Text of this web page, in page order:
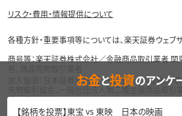
リスク・費用・情報提供について
各種方針・重要事項等については、楽天証券ウェブサ
商号等：楽天証券株式会社／金融商品取引業者 関
加入協会：日本証券業協会、一般社団法人金融先物
先物取引協会、一般社団法人第二種金融商品取引
産運用業協会
お金と投資のアンケ
【銘柄を投票】東宝 vs 東映 日本の映画